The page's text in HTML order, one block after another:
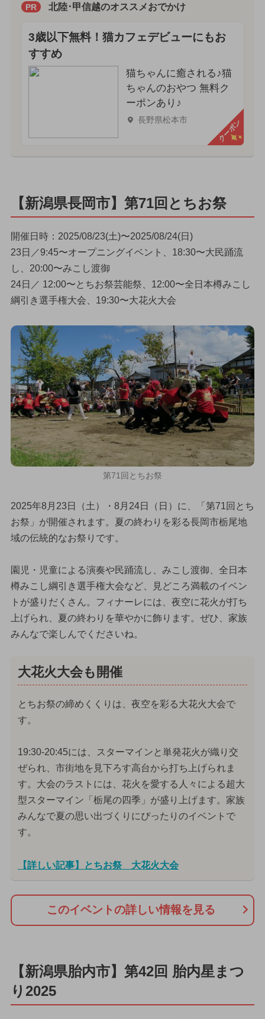
PR 北陸･甲信越のオススメおでかけ
3歳以下無料！猫カフェデビューにもお
すすめ
猫ちゃんに癒される♪猫
ちゃんのおやつ 無料ク
ーポンあり♪
長野県松本市 クーポン
【新潟県長岡市】第71回とちお祭
開催日時：2025/08/23(土)〜2025/08/24(日)
23日／9:45〜オープニングイベント、18:30〜大民踊流
し、20:00〜みこし渡御
24日／ 12:00〜とちお祭芸能祭、12:00〜全日本樽みこし
綱引き選手権大会、19:30〜大花火大会
第71回とちお祭
2025年8月23日（土）・8月24日（日）に、「第71回とち
お祭」が開催されます。夏の終わりを彩る長岡市栃尾地
域の伝統的なお祭りです。
園児・児童による演奏や民踊流し、みこし渡御、全日本
樽みこし綱引き選手権大会など、見どころ満載のイベン
トが盛りだくさん。フィナーレには、夜空に花火が打ち
上げられ、夏の終わりを華やかに飾ります。ぜひ、家族
みんなで楽しんでくださいね。
大花火大会も開催
とちお祭の締めくくりは、夜空を彩る大花火大会で
す。
19:30-20:45には、スターマインと単発花火が織り交
ぜられ、市街地を見下ろす高台から打ち上げられま
す。大会のラストには、花火を愛する人々による超大
型スターマイン「栃尾の四季」が盛り上げます。家族
みんなで夏の思い出づくりにぴったりのイベントで
す。
【詳しい記事】とちお祭 大花火大会
このイベントの詳しい情報を見る
【新潟県胎内市】第42回 胎内星まつ
り2025